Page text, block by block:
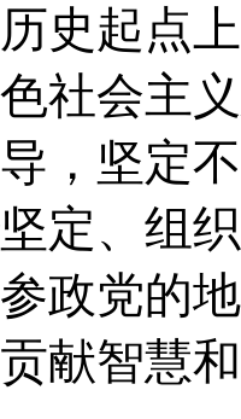
起点上
社会主
，坚定
定、组
政党的
献智慧